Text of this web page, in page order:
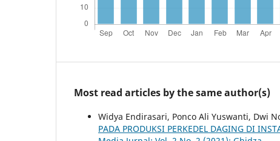
Most read articles by the same author(s)
Widya Endirasari, Ponco Ali Yuswanti, Dwi
PADA PRODUKSI PERKEDEL DAGING DI